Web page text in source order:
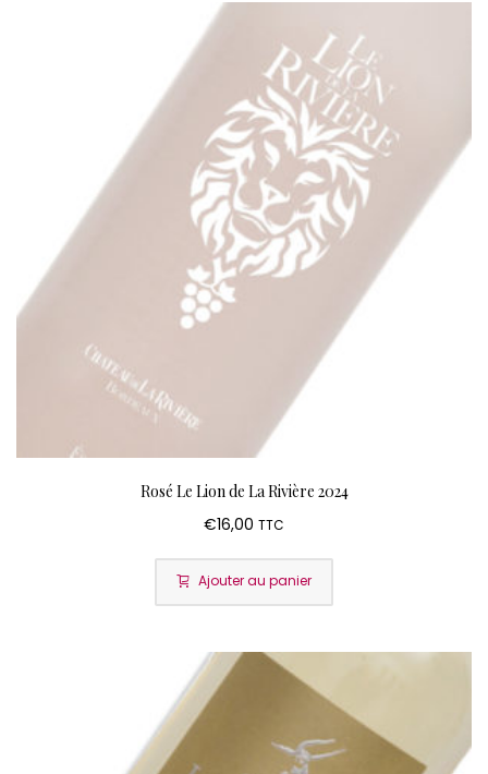
Rosé Le Lion de La Rivière 2024
€16,00 TTC
Ajouter au panier